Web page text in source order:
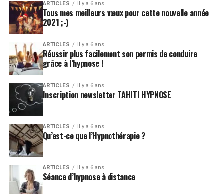
ARTICLES il y a 6 ans
Tous mes meilleurs vœux pour cette nouvelle année
2021 ;-)
ARTICLES il y a 6 ans
Réussir plus facilement son permis de conduire
grâce à l’hypnose !
ARTICLES il y a 6 ans
Inscription newsletter TAHITI HYPNOSE
ARTICLES il y a 6 ans
Qu’est-ce que l’Hypnothérapie ?
ARTICLES il y a 6 ans
Séance d’hypnose à distance